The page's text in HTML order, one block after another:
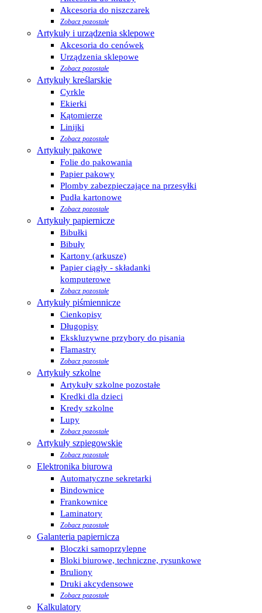
Akcesoria do niszczarek
Zobacz pozostałe
Artykuły i urządzenia sklepowe
Akcesoria do cenówek
Urządzenia sklepowe
Zobacz pozostałe
Artykuły kreślarskie
Cyrkle
Ekierki
Kątomierze
Linijki
Zobacz pozostałe
Artykuły pakowe
Folie do pakowania
Papier pakowy
Plomby zabezpieczające na przesyłki
Pudła kartonowe
Zobacz pozostałe
Artykuły papiernicze
Bibułki
Bibuły
Kartony (arkusze)
Papier ciągły - składanki
komputerowe
Zobacz pozostałe
Artykuły piśmiennicze
Cienkopisy
Długopisy
Ekskluzywne przybory do pisania
Flamastry
Zobacz pozostałe
Artykuły szkolne
Artykuły szkolne pozostałe
Kredki dla dzieci
Kredy szkolne
Lupy
Zobacz pozostałe
Artykuły szpiegowskie
Zobacz pozostałe
Elektronika biurowa
Automatyczne sekretarki
Bindownice
Frankownice
Laminatory
Zobacz pozostałe
Galanteria papiernicza
Bloczki samoprzylepne
Bloki biurowe, techniczne, rysunkowe
Bruliony
Druki akcydensowe
Zobacz pozostałe
Kalkulatory